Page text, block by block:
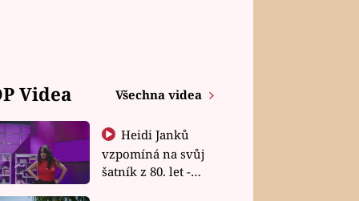
Videa Všechna videa
Heidi Janků
vzpomíná na svůj
šatník z 80. let -